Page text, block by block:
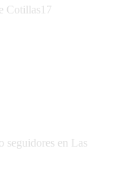
Cotillas17
seguidores en Las